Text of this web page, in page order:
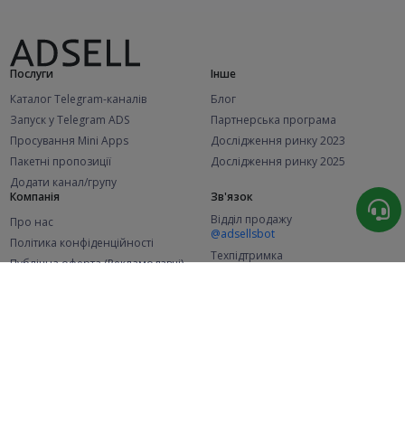
Послуги
Каталог Telegram-каналів
Запуск у Telegram ADS
Просування Mini Apps
Пакетні пропозиції
Додати канал/групу
Інше
Блог
Партнерська програма
Дослідження ринку 2023
Дослідження ринку 2025
Компанія
Про нас
Політика конфіденційності
Публічна оферта (Рекламодавці)
Зв'язок
Відділ продажу
@adsellsbot
Техпідтримка